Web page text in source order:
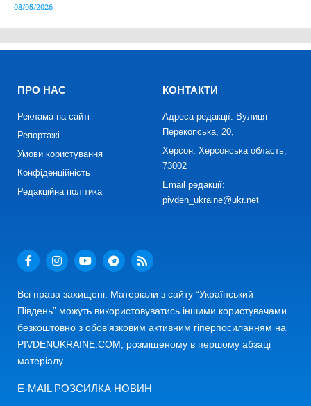
08/05/2026
ПРО НАС
Реклама на сайті
Репортажі
Умови користування
Конфіденційність
Редакційна політика
КОНТАКТИ
Адреса редакції: Вулиця
Перекопська, 20,
Херсон, Херсонська область,
73002
Email редакції:
pivden_ukraine@ukr.net
Всі права захищені. Матеріали з сайту “Український
Південь” можуть використовуватись іншими користувачами
безкоштовно з обов’язковим активним гіперпосиланням на
PIVDENUKRAINE.COM, розміщеному в першому абзаці
матеріалу.
E-MAIL РОЗСИЛКА НОВИН